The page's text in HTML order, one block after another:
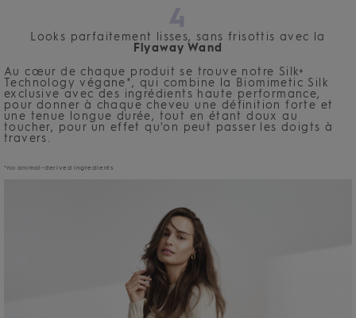
4
Looks parfaitement lisses, sans frisottis avec la
Flyaway Wand
Au cœur de chaque produit se trouve notre Silk+
Technology végane*, qui combine la Biomimetic Silk
exclusive avec des ingrédients haute performance,
pour donner à chaque cheveu une définition forte et
une tenue longue durée, tout en étant doux au
toucher, pour un effet qu'on peut passer les doigts à
travers.
*no animal-derived ingredients